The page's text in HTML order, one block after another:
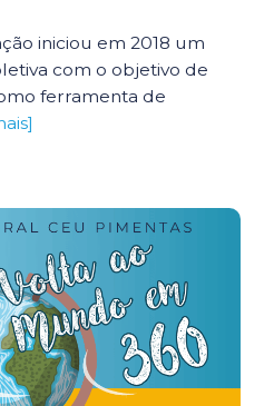
iniciou em 2018 um
com o objetivo de
ferramenta de